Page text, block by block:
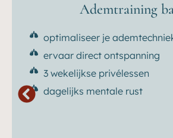
Ademtraining
optimaliseer je
ervaar direct ontspanning
3 wekelijkse privélessen
dagelijks mentale rust